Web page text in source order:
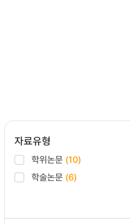
자료유형
학위논문 (10)
학술논문 (6)